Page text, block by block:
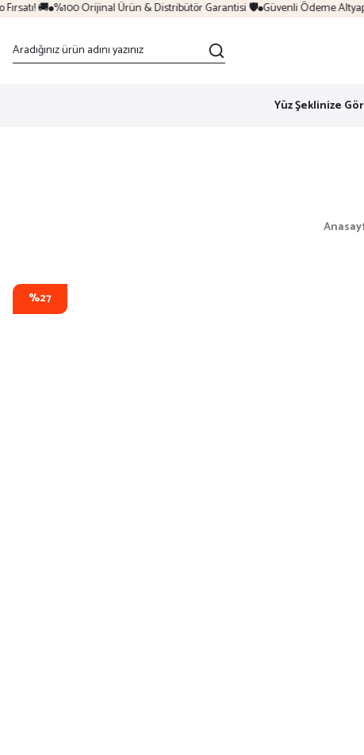
🚚 %100 Orijinal Ürün & Distribütör Garantisi 🛡️ Güvenli Ödeme
Yüz Şeklinize
%27